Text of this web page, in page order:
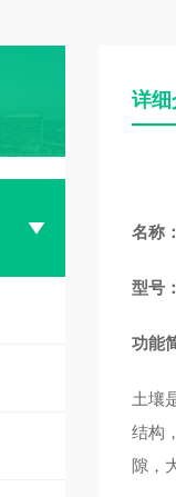
详细
名称
型号
功能
土壤
结构
隙，